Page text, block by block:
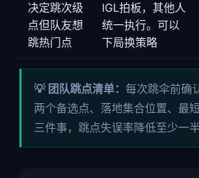
决定跳次级
点但队友想
跳热门点
IGL拍板，其他人
统一执行。可以
下局换策略
💡 团队跳点清单： 每次跳伞前
两个备选点、落地集合位置、最
三件事，跳点失误率降低至少一半